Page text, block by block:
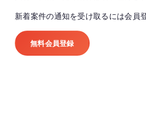
新着案件の通知を受け取るには会員
無料会員登録